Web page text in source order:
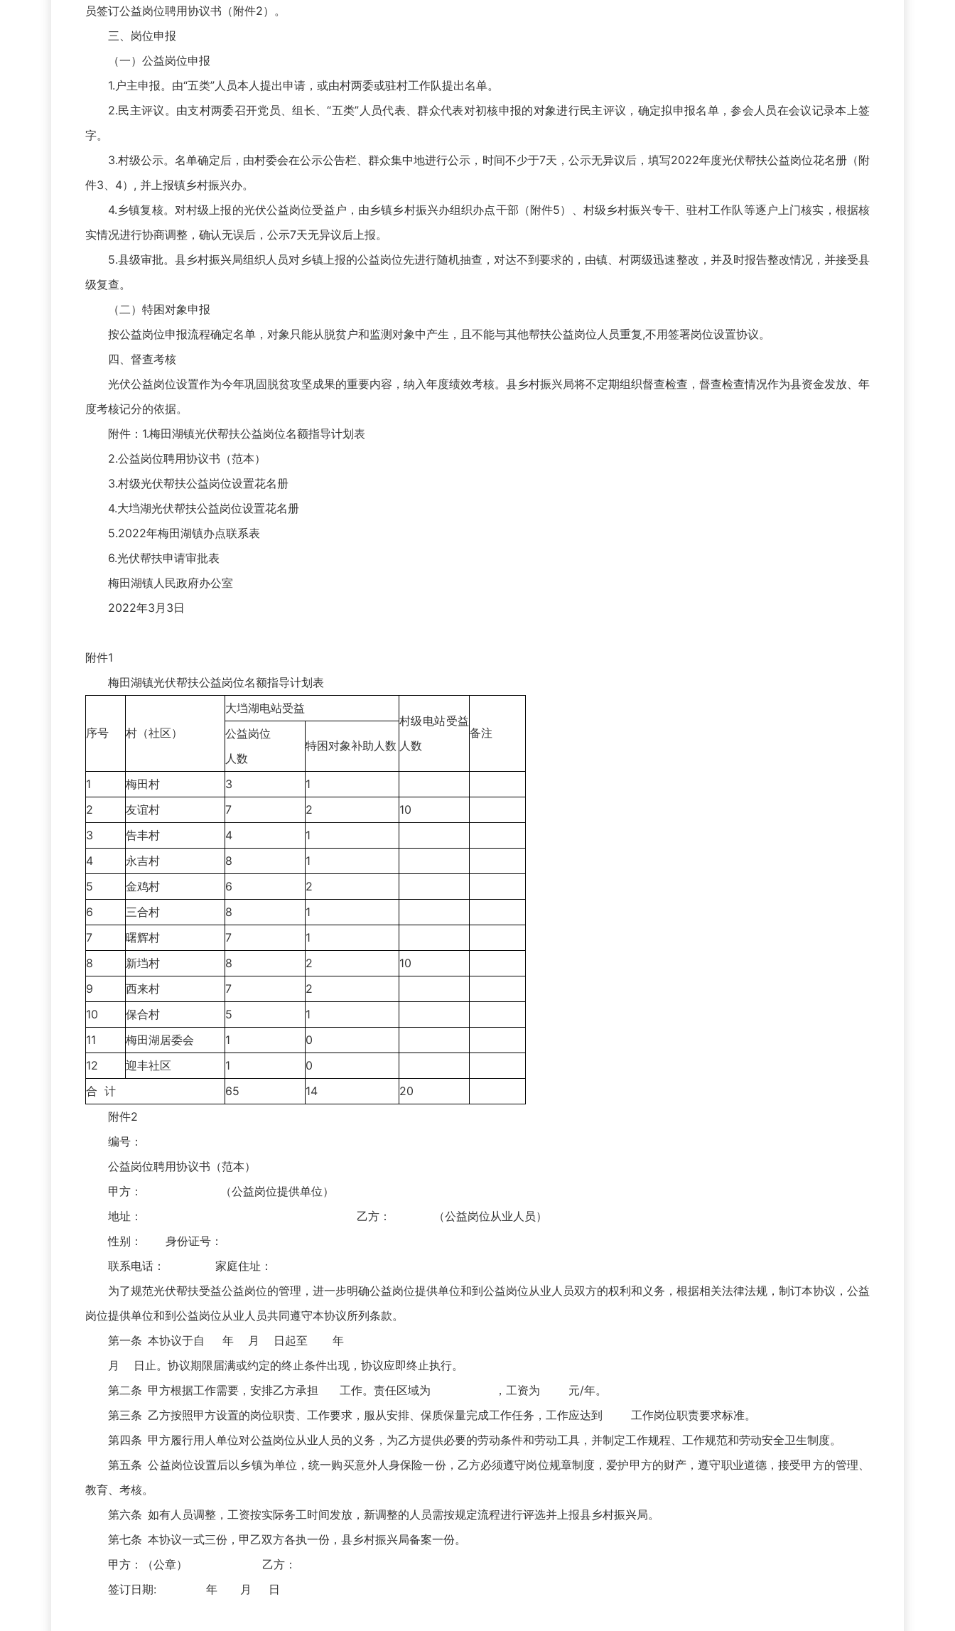
员签订公益岗位聘用协议书（附件2）。
三、岗位申报
（一）公益岗位申报
1.户主申报。由“五类”人员本人提出申请，或由村两委或驻村工作队提出名单。
2.民主评议。由支村两委召开党员、组长、“五类”人员代表、群众代表对初核申报的对象进行民主评议，确定拟申报名单，参会人员在会议记录本上签
字。
3.村级公示。名单确定后，由村委会在公示公告栏、群众集中地进行公示，时间不少于7天，公示无异议后，填写2022年度光伏帮扶公益岗位花名册（附
件3、4）, 并上报镇乡村振兴办。
4.乡镇复核。对村级上报的光伏公益岗位受益户，由乡镇乡村振兴办组织办点干部（附件5）、村级乡村振兴专干、驻村工作队等逐户上门核实，根据核
实情况进行协商调整，确认无误后，公示7天无异议后上报。
5.县级审批。县乡村振兴局组织人员对乡镇上报的公益岗位先进行随机抽查，对达不到要求的，由镇、村两级迅速整改，并及时报告整改情况，并接受县
级复查。
（二）特困对象申报
按公益岗位申报流程确定名单，对象只能从脱贫户和监测对象中产生，且不能与其他帮扶公益岗位人员重复,不用签署岗位设置协议。
四、督查考核
光伏公益岗位设置作为今年巩固脱贫攻坚成果的重要内容，纳入年度绩效考核。县乡村振兴局将不定期组织督查检查，督查检查情况作为县资金发放、年
度考核记分的依据。
附件：1.梅田湖镇光伏帮扶公益岗位名额指导计划表
2.公益岗位聘用协议书（范本）
3.村级光伏帮扶公益岗位设置花名册
4.大垱湖光伏帮扶公益岗位设置花名册
5.2022年梅田湖镇办点联系表
6.光伏帮扶申请审批表
梅田湖镇人民政府办公室
2022年3月3日
附件1
梅田湖镇光伏帮扶公益岗位名额指导计划表
序号 村（社区）
大垱湖电站受益
村级电站受益
人数
备注
公益岗位
人数
特困对象补助人数
1 梅田村 3
1
2
友谊村 7 2
10
3
告丰村 4
1
4
永吉村 8
1
5
金鸡村 6
2
6
三合村 8
1
7
曙辉村 7
1
8
新垱村 8 2
10
9
西来村 7
2
10
保合村 5
1
11
梅田湖居委会 1
0
12
迎丰社区 1
0
合 计
65 14
20
附件2
编号：
公益岗位聘用协议书（范本）
甲方： （公益岗位提供单位）
地址： 乙方： （公益岗位从业人员）
性别： 身份证号：
联系电话： 家庭住址：
为了规范光伏帮扶受益公益岗位的管理，进一步明确公益岗位提供单位和到公益岗位从业人员双方的权利和义务，根据相关法律法规，制订本协议，公益
岗位提供单位和到公益岗位从业人员共同遵守本协议所列条款。
第一条 本协议于自 年 月 日起至 年
月 日止。协议期限届满或约定的终止条件出现，协议应即终止执行。
第二条 甲方根据工作需要，安排乙方承担 工作。责任区域为 ，工资为 元/年。
第三条 乙方按照甲方设置的岗位职责、工作要求，服从安排、保质保量完成工作任务，工作应达到 工作岗位职责要求标准。
第四条 甲方履行用人单位对公益岗位从业人员的义务，为乙方提供必要的劳动条件和劳动工具，并制定工作规程、工作规范和劳动安全卫生制度。
第五条 公益岗位设置后以乡镇为单位，统一购买意外人身保险一份，乙方必须遵守岗位规章制度，爱护甲方的财产，遵守职业道德，接受甲方的管理、
教育、考核。
第六条 如有人员调整，工资按实际务工时间发放，新调整的人员需按规定流程进行评选并上报县乡村振兴局。
第七条 本协议一式三份，甲乙双方各执一份，县乡村振兴局备案一份。
甲方：（公章） 乙方：
签订日期: 年 月 日